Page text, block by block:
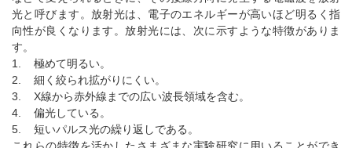
光と呼びます。放射光は、電子のエネルギーが高いほど明るく指
向性が良くなります。放射光には、次に示すような特徴がありま
す。
1. 極めて明るい。
2. 細く絞られ拡がりにくい。
3. X線から赤外線までの広い波長領域を含む。
4. 偏光している。
5. 短いパルス光の繰り返しである。